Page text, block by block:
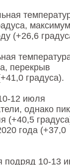
(+26,6
перекрыв
градуса).
12 июля
однако пик
(+40,5
года (+37,0
подряд 10-13